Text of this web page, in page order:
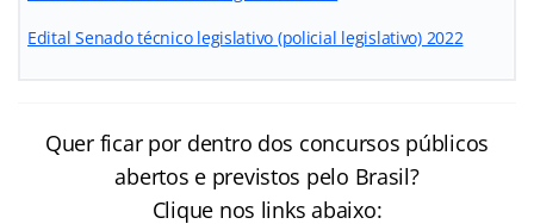
Edital Senado técnico legislativo (policial legislativo) 2022
Quer ficar por dentro dos concursos públicos
abertos e previstos pelo Brasil?
Clique nos links abaixo: